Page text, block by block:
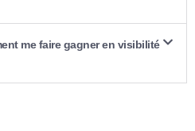
me faire gagner en visibilité